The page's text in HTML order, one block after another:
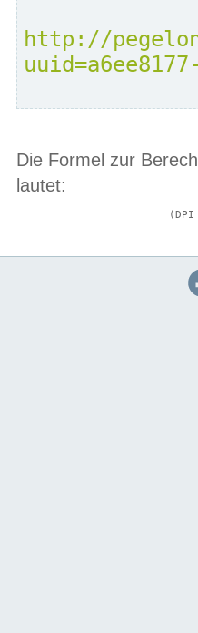
http://
Die Formel zur
lautet: